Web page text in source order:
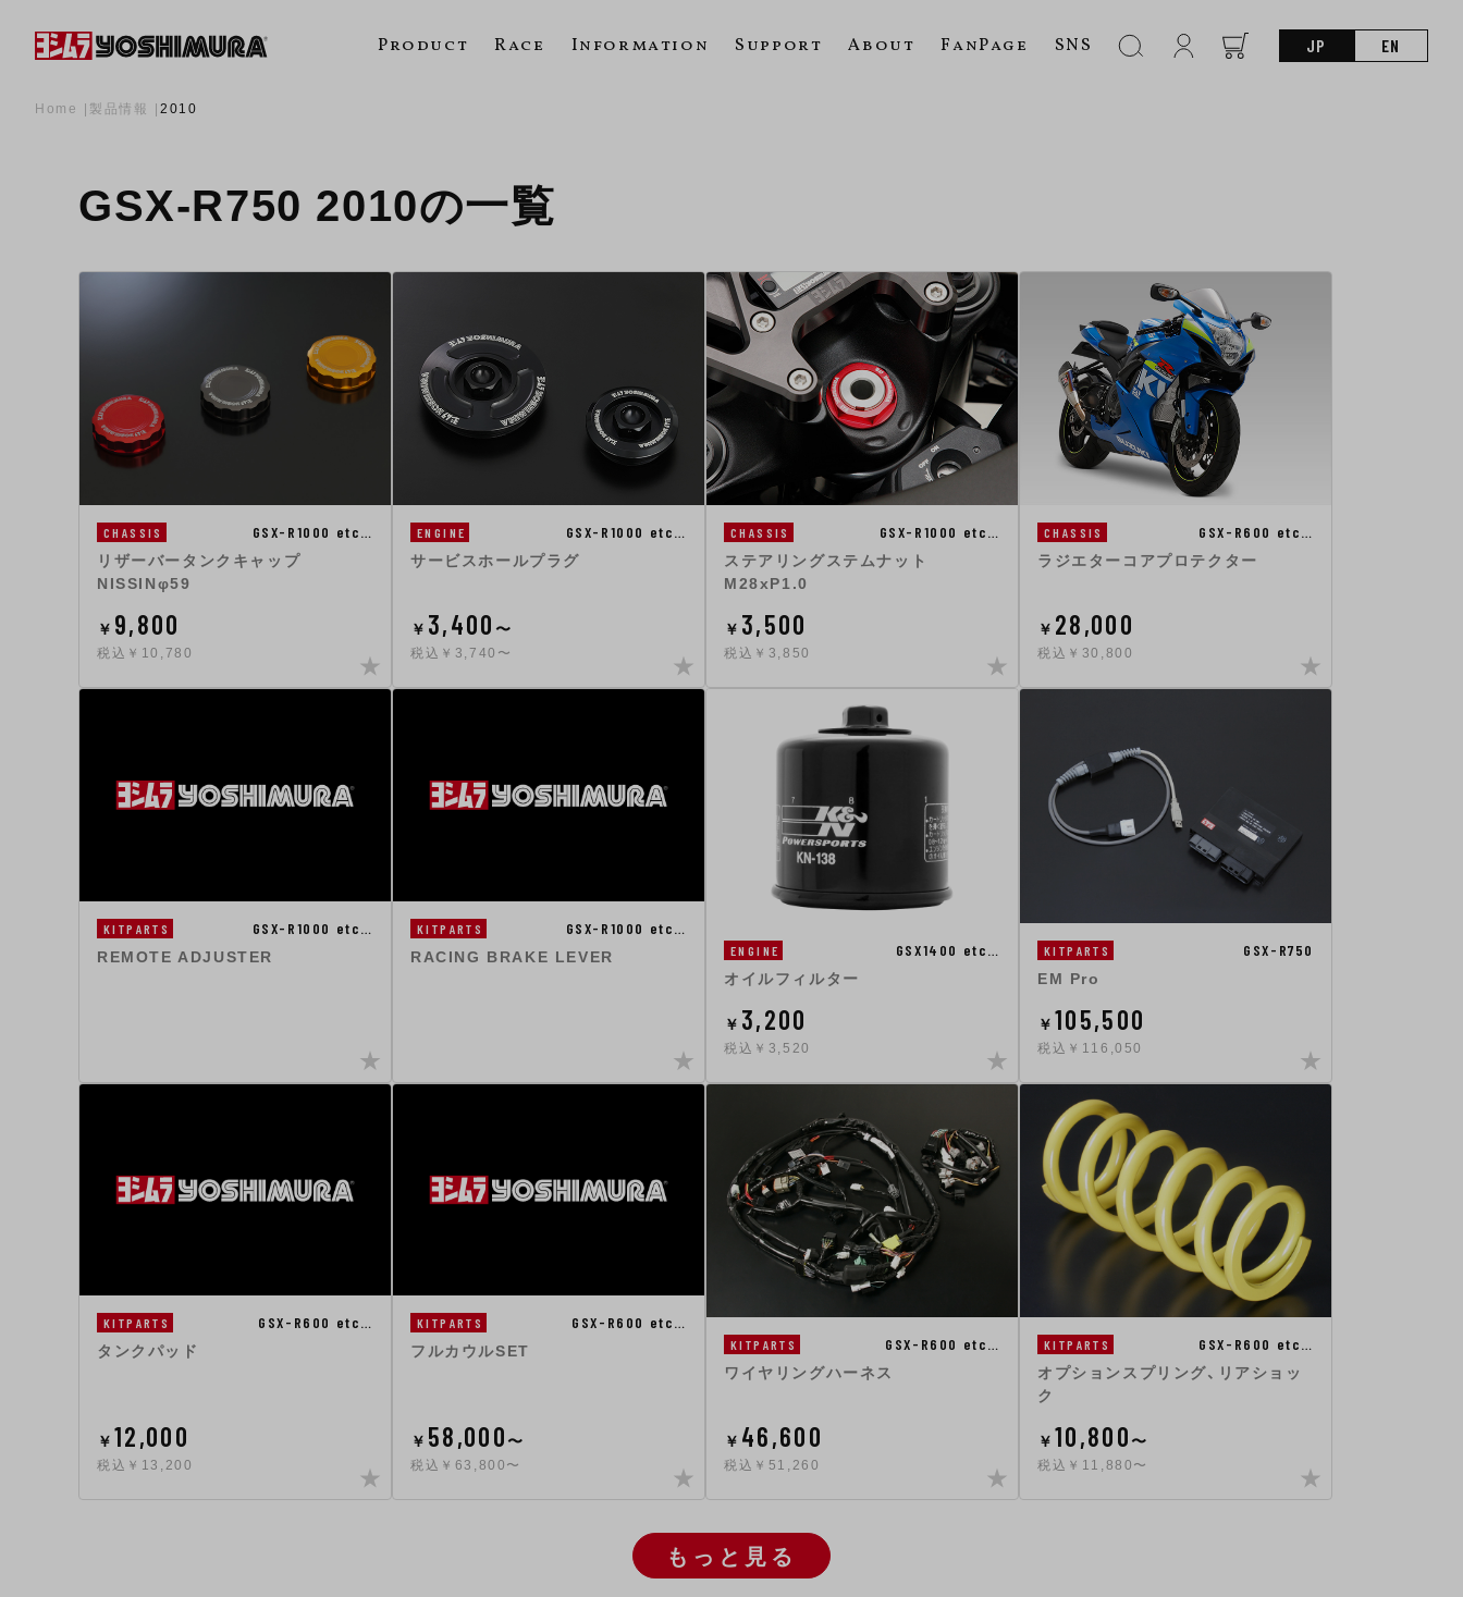
Product Race Information Support About FanPage SNS JP EN
Home 製品情報 2010
GSX-R750 2010の一覧
CHASSIS GSX-R1000 etc…
リザーバータンクキャップ
NISSINφ59
￥ 9,800
税込￥10,780
ENGINE GSX-R1000 etc…
サービスホールプラグ
￥ 3,400 〜
税込￥3,740〜
CHASSIS GSX-R1000 etc…
ステアリングステムナット
M28xP1.0
￥ 3,500
税込￥3,850
CHASSIS GSX-R600 etc…
ラジエターコアプロテクター
￥ 28,000
税込￥30,800
KITPARTS GSX-R1000 etc…
REMOTE ADJUSTER
KITPARTS GSX-R1000 etc…
RACING BRAKE LEVER ENGINE GSX1400 etc…
オイルフィルター
￥ 3,200
税込￥3,520
KITPARTS GSX-R750
EM Pro
￥ 105,500
税込￥116,050
KITPARTS GSX-R600 etc…
タンクパッド
￥ 12,000
税込￥13,200
KITPARTS GSX-R600 etc…
フルカウルSET
￥ 58,000〜
税込￥63,800〜
KITPARTS GSX-R600 etc…
ワイヤリングハーネス
￥ 46,600
税込￥51,260
KITPARTS GSX-R600 etc…
オプションスプリング、リアショッ
ク
￥ 10,800〜
税込￥11,880〜
もっと見る